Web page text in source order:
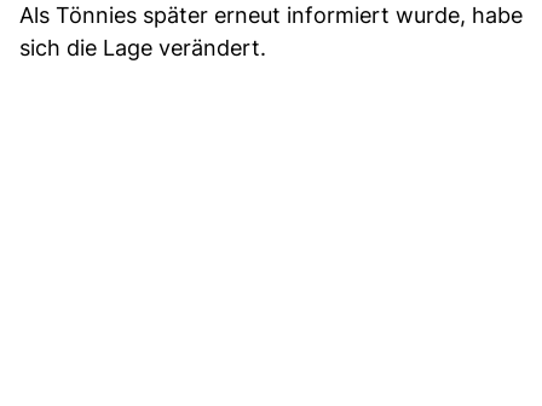
Als Tönnies später erneut informiert wurde, habe
sich die Lage verändert.